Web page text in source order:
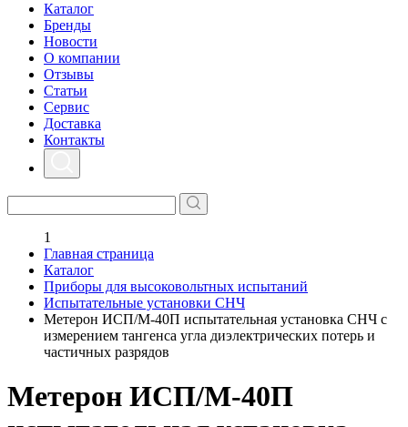
Каталог
Бренды
Новости
О компании
Отзывы
Статьи
Сервис
Доставка
Контакты
1
Главная страница
Каталог
Приборы для высоковольтных испытаний
Испытательные установки СНЧ
Метерон ИСП/М-40П испытательная установка СНЧ с
измерением тангенса угла диэлектрических потерь и
частичных разрядов
Метерон ИСП/М-40П